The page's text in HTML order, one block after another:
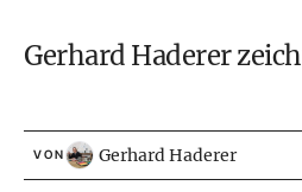
Gerhard Haderer
VON Gerhard Haderer